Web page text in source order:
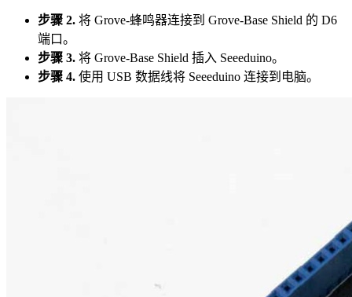
步骤 2. 将 Grove-蜂鸣器连接到 Grove-Base Shield 的 D6
端口。
步骤 3. 将 Grove-Base Shield 插入 Seeeduino。
步骤 4. 使用 USB 数据线将 Seeeduino 连接到电脑。